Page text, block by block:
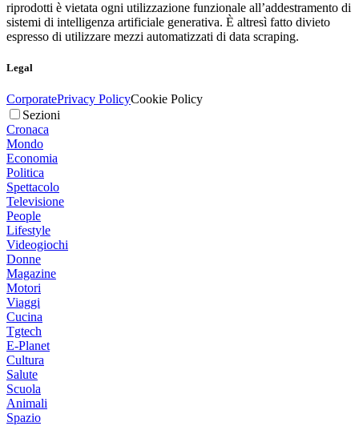
riprodotti è vietata ogni utilizzazione funzionale all’addestramento di
sistemi di intelligenza artificiale generativa. È altresì fatto divieto
espresso di utilizzare mezzi automatizzati di data scraping.
Legal
CorporatePrivacy PolicyCookie Policy
Sezioni
Cronaca
Mondo
Economia
Politica
Spettacolo
Televisione
People
Lifestyle
Videogiochi
Donne
Magazine
Motori
Viaggi
Cucina
Tgtech
E-Planet
Cultura
Salute
Scuola
Animali
Spazio